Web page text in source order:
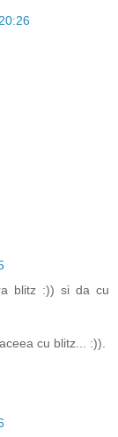
blitz :)) si da cu
cu blitz... :)).